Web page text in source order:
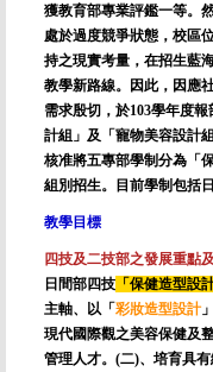
獲教育部專業評鑑一等。
處於過度競爭狀態，校區
持之現實考量，在招生藍
教學新路線。因此，因應
需求殷切，於103學年度
計組」及「寵物美容設計
核准將五專部學制分為「
組別招生。目前學制包括
教學目標
四技及二技部之發展重點
日間部四技 「 保健造型設
主軸、以「 彩妝造型設計
現代國際觀之美容保健及
管理人才。(二)、培育具